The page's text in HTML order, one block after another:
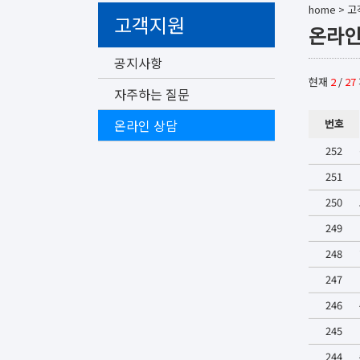
고객지원
공지사항
자주하는 질문
온라인 상담
home > 고
온라
현재 2 / 27
번호
252
251
250
249
248
247
246
245
244